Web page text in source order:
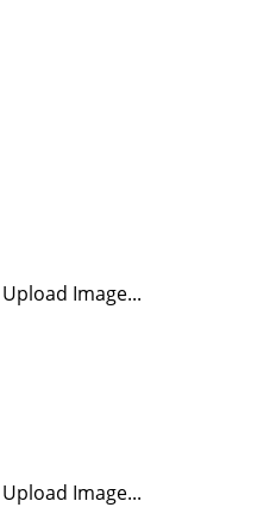
Upload Image...
Upload Image...